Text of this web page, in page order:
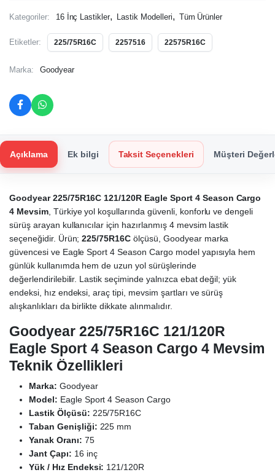
Kategoriler: 16 İnç Lastikler, Lastik Modelleri, Tüm Ürünler
Etiketler: 225/75R16C 2257516 22575R16C
Marka: Goodyear
Açıklama Ek bilgi Taksit Seçenekleri Müşteri
Goodyear 225/75R16C 121/120R Eagle Sport 4 Season Cargo
4 Mevsim, Türkiye yol koşullarında güvenli, konforlu ve dengeli
sürüş arayan kullanıcılar için hazırlanmış 4 mevsim lastik
seçeneğidir. Ürün;225/75R16C ölçüsü, Goodyear marka
güvencesi ve Eagle Sport 4 Season Cargo model yapısıyla hem
günlük kullanımda hem de uzun yol sürüşlerinde
değerlendirilebilir. Lastik seçiminde yalnızca ebat değil; yük
endeksi, hız endeksi, araç tipi, mevsim şartları ve sürüş
alışkanlıkları da birlikte dikkate alınmalıdır.
Goodyear 225/75R16C 121/120R
Eagle Sport 4 Season Cargo 4 Mevsim
Teknik Özellikleri
Marka: Goodyear
Model: Eagle Sport 4 Season Cargo
Lastik Ölçüsü: 225/75R16C
Taban Genişliği: 225 mm
Yanak Oranı: 75
Jant Çapı: 16 inç
Yük / Hız Endeksi: 121/120R